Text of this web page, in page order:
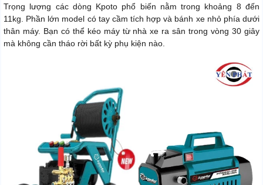
Trọng lượng các dòng Kpoto phổ biến nằm trong khoảng 8 đến
11kg. Phần lớn model có tay cầm tích hợp và bánh xe nhỏ phía dưới
thân máy. Bạn có thể kéo máy từ nhà xe ra sân trong vòng 30 giây
mà không cần tháo rời bất kỳ phụ kiện nào.